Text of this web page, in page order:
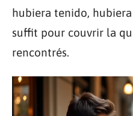
hubiera tenido,
suffit pour couvrir la
rencontrés.